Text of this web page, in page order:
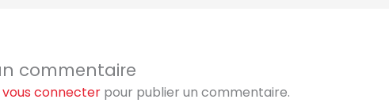
commentaire
vous connecterpour publier un commentaire.